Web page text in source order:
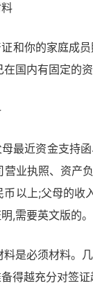
和你的家庭成
国内有固定的
最近资金支持
营业执照、资产
以上;父母的收
,需要英文版的。
料是必须材料。
得越充分对签